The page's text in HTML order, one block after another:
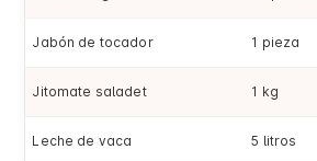
Jabón de tocador 1 pieza
Jitomate saladet 1 kg
Leche de vaca 5 litros